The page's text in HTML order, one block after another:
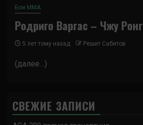
Бои ММА
Родриго Варгас – Чжу Ронг
5 лет тому назад Решит Сабитов
(далее…)
СВЕЖИЕ ЗАПИСИ